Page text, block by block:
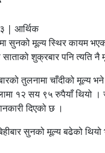
| आर्थिक
सुनको मूल्य स्थिर कायम
शुक्रबार पनि त्यति नै
तुलनामा चाँदीको मूल्य
१२ सय ९५ रुपैयाँ
दिएको छ ।
सुनको मूल्य बढेको